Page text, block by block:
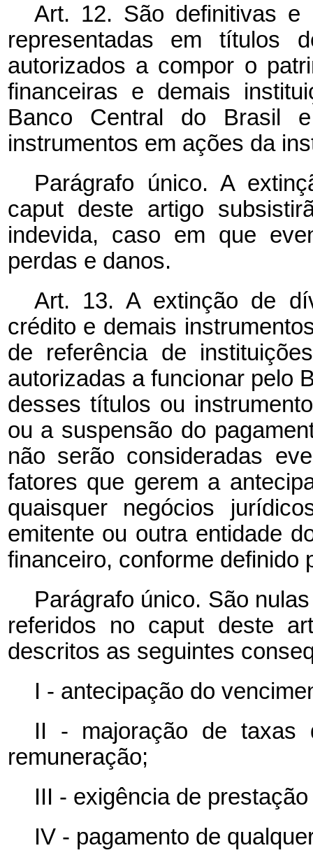
Art. 12. São definitivas e
representadas em títulos
autorizados a compor o
financeiras e demais
Banco Central do Brasil
instrumentos em ações da
Parágrafo único. A
caput deste artigo
indevida, caso em que
perdas e danos.
Art. 13. A extinção de
crédito e demais
de referência de
autorizadas a funcionar pelo
desses títulos ou
ou a suspensão do
não serão consideradas
fatores que gerem a
quaisquer negócios
emitente ou outra entidade
financeiro, conforme definido
Parágrafo único. São
referidos no caput deste
descritos as seguintes
I - antecipação do
II - majoração de taxas
remuneração;
III - exigência de
IV - pagamento de